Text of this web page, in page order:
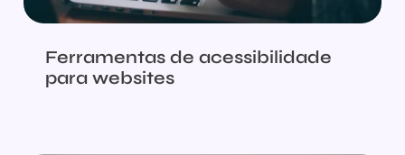
Ferramentas de acessibilidade
para websites